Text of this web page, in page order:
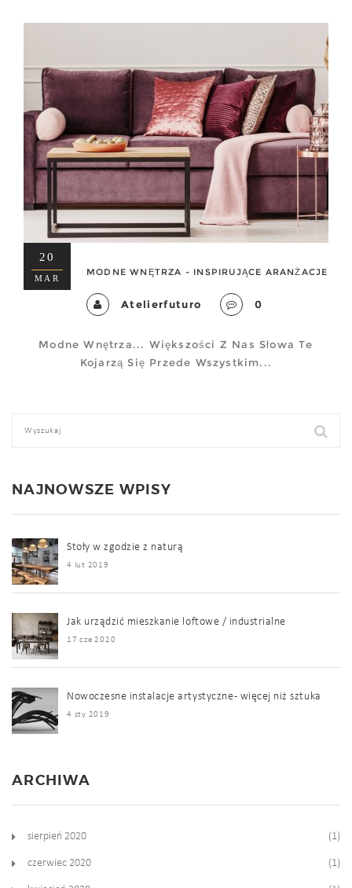
20
MAR
MODNE WNĘTRZA - INSPIRUJĄCE ARANŻACJE
Atelierfuturo 0
Modne Wnętrza... Większości Z Nas Słowa Te
Kojarzą Się Przede Wszystkim...
NAJNOWSZE WPISY
Stoły w zgodzie z naturą
4 lut 2019
Jak urządzić mieszkanie loftowe / industrialne
17 cze 2020
Nowoczesne instalacje artystyczne - więcej niż sztuka
4 sty 2019
ARCHIWA
sierpień 2020 (1)
czerwiec 2020 (1)